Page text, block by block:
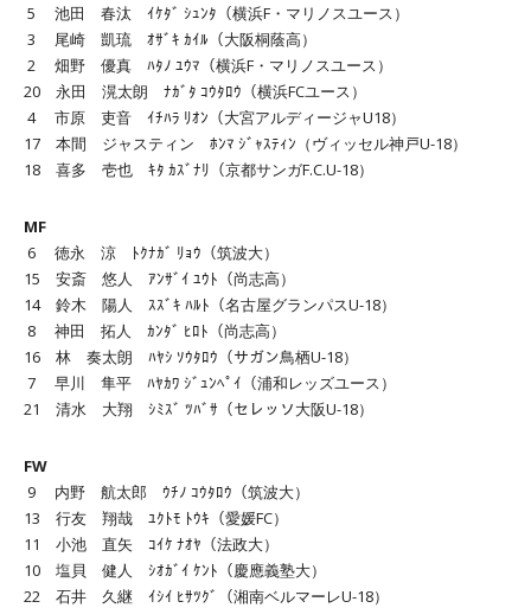
5 池田 春汰 ｲｹﾀﾞ ｼｭﾝﾀ（横浜F・マリノスユース）
3 尾崎 凱琉 ｵｻﾞｷ ｶｲﾙ（大阪桐蔭高）
2 畑野 優真 ﾊﾀﾉ ﾕｳﾏ（横浜F・マリノスユース）
20 永田 滉太朗 ﾅｶﾞﾀ ｺｳﾀﾛｳ（横浜FCユース）
4 市原 吏音 ｲﾁﾊﾗ ﾘｵﾝ（大宮アルディージャU18）
17 本間 ジャスティン ﾎﾝﾏ ｼﾞｬｽﾃｨﾝ（ヴィッセル神戸U-18）
18 喜多 壱也 ｷﾀ ｶｽﾞﾅﾘ（京都サンガF.C.U-18）
MF
6 徳永 涼 ﾄｸﾅｶﾞ ﾘｮｳ（筑波大）
15 安斎 悠人 ｱﾝｻﾞｲ ﾕｳﾄ（尚志高）
14 鈴木 陽人 ｽｽﾞｷ ﾊﾙﾄ（名古屋グランパスU-18）
8 神田 拓人 ｶﾝﾀﾞ ﾋﾛﾄ（尚志高）
16 林 奏太朗 ﾊﾔｼ ｿｳﾀﾛｳ（サガン鳥栖U-18）
7 早川 隼平 ﾊﾔｶﾜ ｼﾞｭﾝﾍﾟｲ（浦和レッズユース）
21 清水 大翔 ｼﾐｽﾞ ﾂﾊﾞｻ（セレッソ大阪U-18）
FW
9 内野 航太郎 ｳﾁﾉ ｺｳﾀﾛｳ（筑波大）
13 行友 翔哉 ﾕｸﾄﾓ ﾄｳｷ（愛媛FC）
11 小池 直矢 ｺｲｹ ﾅｵﾔ（法政大）
10 塩貝 健人 ｼｵｶﾞｲ ｹﾝﾄ（慶應義塾大）
22 石井 久継 ｲｼｲ ﾋｻﾂｸﾞ（湘南ベルマーレU-18）